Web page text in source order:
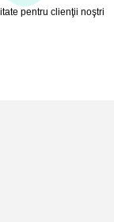
pentru clienţii noştri